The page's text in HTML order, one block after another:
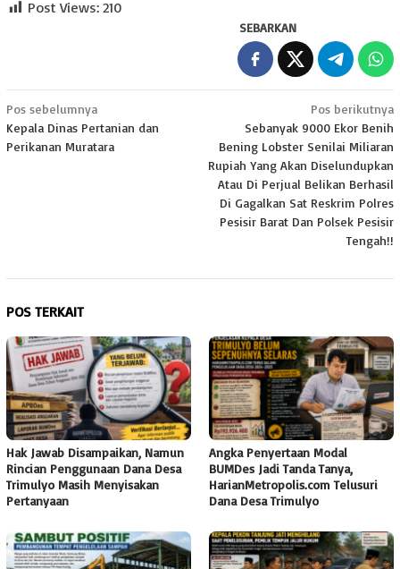
Post Views: 210
SEBARKAN
Navigasi
pos
Pos sebelumnya
Kepala Dinas Pertanian dan
Perikanan Muratara
Pos berikutnya
Sebanyak 9000 Ekor Benih
Bening Lobster Senilai Miliaran
Rupiah Yang Akan Diselundupkan
Atau Di Perjual Belikan Berhasil
Di Gagalkan Sat Reskrim Polres
Pesisir Barat Dan Polsek Pesisir
Tengah!!
POS TERKAIT
Hak Jawab Disampaikan, Namun
Rincian Penggunaan Dana Desa
Trimulyo Masih Menyisakan
Pertanyaan
Angka Penyertaan Modal
BUMDes Jadi Tanda Tanya,
HarianMetropolis.com Telusuri
Dana Desa Trimulyo